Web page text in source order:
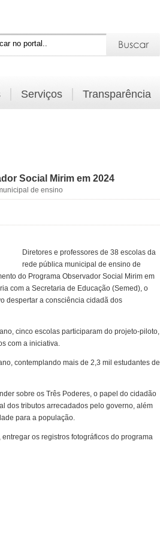
Serviços Transparência
Social Mirim em 2024
de ensino
Diretores e professores de 38 escolas da
rede pública municipal de ensino de
do Programa Observador Social Mirim em
com a Secretaria de Educação (Semed), o
despertar a consciência cidadã dos
cinco escolas participaram do projeto-piloto,
com a iniciativa.
contemplando mais de 2,3 mil estudantes de
sobre os Três Poderes, o papel do cidadão
dos tributos arrecadados pelo governo, além
para a população.
os registros fotográficos do programa